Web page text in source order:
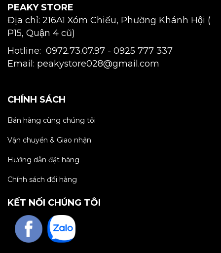
PEAKY STORE
Địa chỉ: 216A1 Xóm Chiếu, Phường Khánh Hội (
P15, Quận 4 cũ)
Hotline: 0972.73.07.97 - 0925 777 337
Email: peakystore028@gmail.com
CHÍNH SÁCH
Bán hàng cùng chúng tôi
Vận chuyển & Giao nhận
Hướng dẫn đặt hàng
Chính sách đổi hàng
KẾT NỐI CHÚNG TÔI